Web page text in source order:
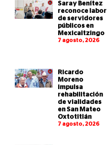
Saray Benítez
reconoce labor
de servidores
públicos en
Mexicaltzingo
7 agosto, 2026
Ricardo
Moreno
impulsa
rehabilitación
de vialidades
en San Mateo
Oxtotitlán
7 agosto, 2026